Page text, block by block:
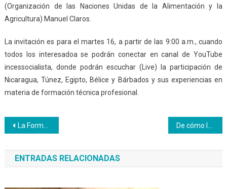
(Organización de las Naciones Unidas de la Alimentación y la
Agricultura) Manuel Claros.
La invitación es para el martes 16, a partir de las 9:00 a.m., cuando
todos los interesadoa se podrán conectar en canal de YouTube
incessocialista, donde podrán escuchar (Live) la participación de
Nicaragua, Túnez, Egipto, Bélice y Bárbados y sus experiencias en
materia de formación técnica profesional.
Navegación
de
entradas
La Formación Técnica Profesional es fundamental para el desarrollo de las naciones
ENTRADAS RELACIONADAS